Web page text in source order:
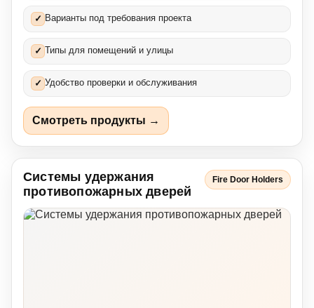
✓ Варианты под требования проекта
✓ Типы для помещений и улицы
✓ Удобство проверки и обслуживания
Смотреть продукты →
Системы удержания
противопожарных дверей
Fire Door Holders